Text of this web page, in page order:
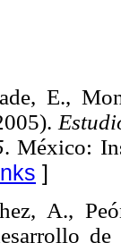
E.,
. México:
]
A.,